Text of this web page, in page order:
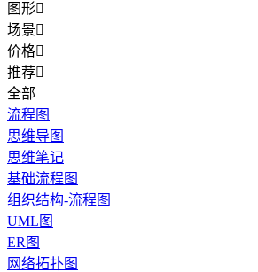
图形
场景
价格
推荐
全部
流程图
思维导图
思维笔记
基础流程图
组织结构-流程图
UML图
ER图
网络拓扑图